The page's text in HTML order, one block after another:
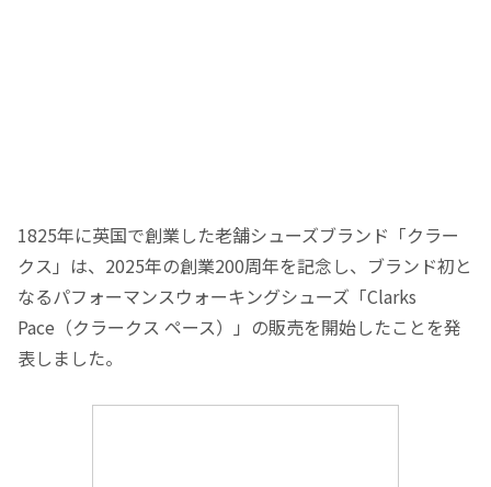
1825年に英国で創業した老舗シューズブランド「クラー
クス」は、2025年の創業200周年を記念し、ブランド初と
なるパフォーマンスウォーキングシューズ「Clarks
Pace（クラークス ペース）」の販売を開始したことを発
表しました。